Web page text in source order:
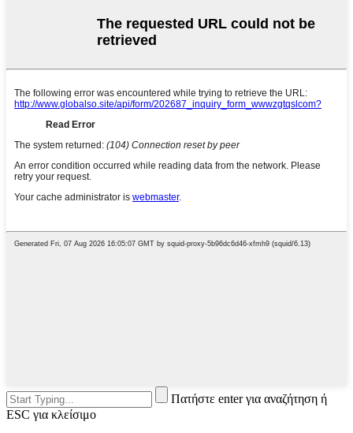
Πατήστε enter για αναζήτηση ή
ESC για κλείσιμο